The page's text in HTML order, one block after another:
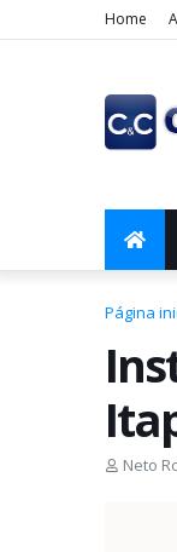
Home
Página
Neto